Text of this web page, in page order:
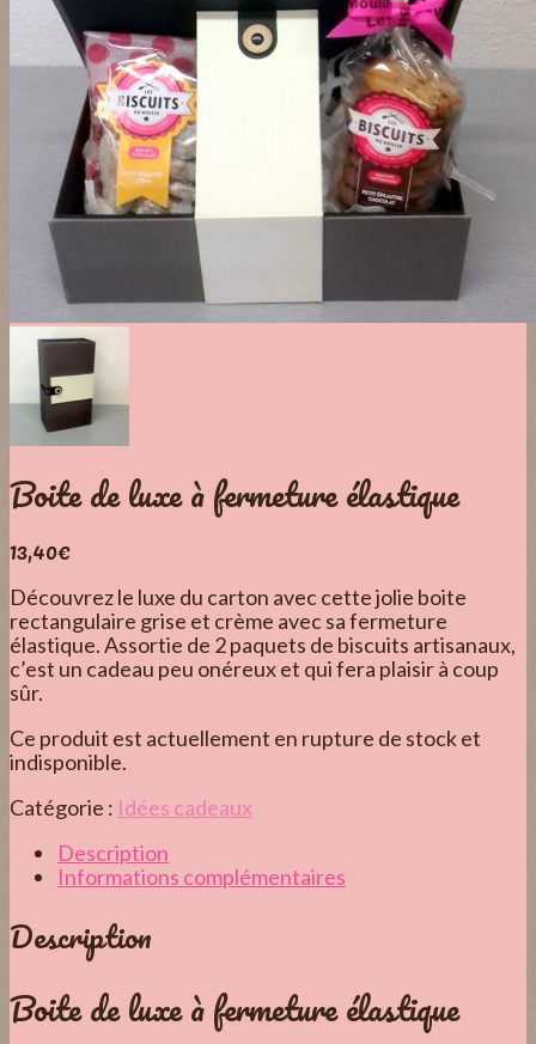
Boite de luxe à fermeture élastique
13,40€
Découvrez le luxe du carton avec cette jolie boite
rectangulaire grise et crème avec sa fermeture
élastique. Assortie de 2 paquets de biscuits artisanaux,
c’est un cadeau peu onéreux et qui fera plaisir à coup
sûr.
Ce produit est actuellement en rupture de stock et
indisponible.
Catégorie : Idées cadeaux
Description
Informations complémentaires
Description
Boite de luxe à fermeture élastique